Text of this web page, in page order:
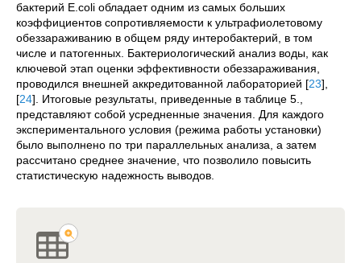
бактерий E.coli обладает одним из самых больших
коэффициентов сопротивляемости к ультрафиолетовому
обеззараживанию в общем ряду интеробактерий, в том
числе и патогенных. Бактериологический анализ воды, как
ключевой этап оценки эффективности обеззараживания,
проводился внешней аккредитованной лабораторией [23],
[24]. Итоговые результаты, приведенные в таблице 5.,
представляют собой усредненные значения. Для каждого
экспериментального условия (режима работы установки)
было выполнено по три параллельных анализа, а затем
рассчитано среднее значение, что позволило повысить
статистическую надежность выводов.